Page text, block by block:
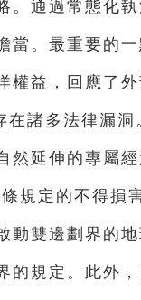
。通過常態化
當。最重要的
益，回應了外
在諸多法律漏
然延伸的專屬
規定的不得損
動雙邊劃界的
的規定。此外